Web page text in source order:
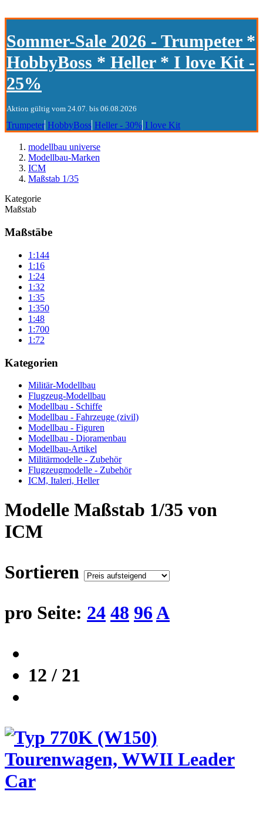
Sommer-Sale 2026 - Trumpeter *
HobbyBoss * Heller * I love Kit -
25%
Aktion gültig vom 24.07. bis 06.08.2026
Trumpeter HobbyBoss Heller - 30% I love Kit
modellbau universe
Modellbau-Marken
ICM
Maßstab 1/35
Kategorie
Maßstab
Maßstäbe
1:144
1:16
1:24
1:32
1:35
1:350
1:48
1:700
1:72
Kategorien
Militär-Modellbau
Flugzeug-Modellbau
Modellbau - Schiffe
Modellbau - Fahrzeuge (zivil)
Modellbau - Figuren
Modellbau - Dioramenbau
Modellbau-Artikel
Militärmodelle - Zubehör
Flugzeugmodelle - Zubehör
ICM, Italeri, Heller
Modelle Maßstab 1/35 von
ICM
Sortieren
pro Seite: 24 48 96A
12 / 21